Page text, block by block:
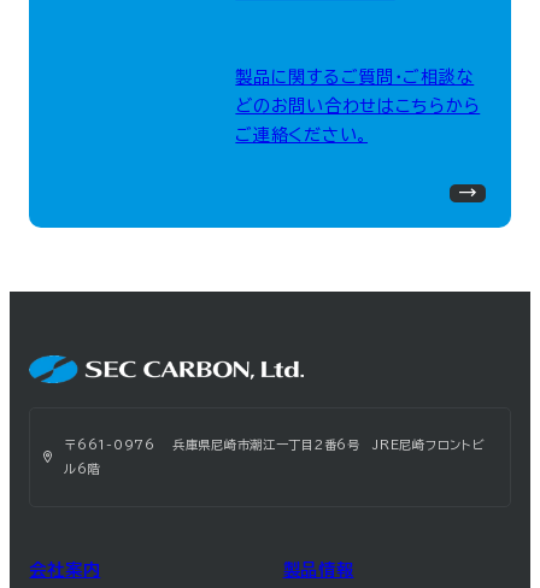
製品に関するご質問・ご相談な
どのお問い合わせはこちらから
ご連絡ください。
〒661-0976 兵庫県尼崎市潮江一丁目2番6号 JRE尼崎フロントビ
ル6階
会社案内 製品情報